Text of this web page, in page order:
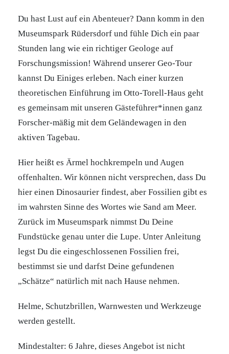
Du hast Lust auf ein Abenteuer? Dann komm in den
Museumspark Rüdersdorf und fühle Dich ein paar
Stunden lang wie ein richtiger Geologe auf
Forschungsmission! Während unserer Geo-Tour
kannst Du Einiges erleben. Nach einer kurzen
theoretischen Einführung im Otto-Torell-Haus geht
es gemeinsam mit unseren Gästeführer*innen ganz
Forscher-mäßig mit dem Geländewagen in den
aktiven Tagebau.
Hier heißt es Ärmel hochkrempeln und Augen
offenhalten. Wir können nicht versprechen, dass Du
hier einen Dinosaurier findest, aber Fossilien gibt es
im wahrsten Sinne des Wortes wie Sand am Meer.
Zurück im Museumspark nimmst Du Deine
Fundstücke genau unter die Lupe. Unter Anleitung
legst Du die eingeschlossenen Fossilien frei,
bestimmst sie und darfst Deine gefundenen
„Schätze“ natürlich mit nach Hause nehmen.
Helme, Schutzbrillen, Warnwesten und Werkzeuge
werden gestellt.
Mindestalter: 6 Jahre, dieses Angebot ist nicht